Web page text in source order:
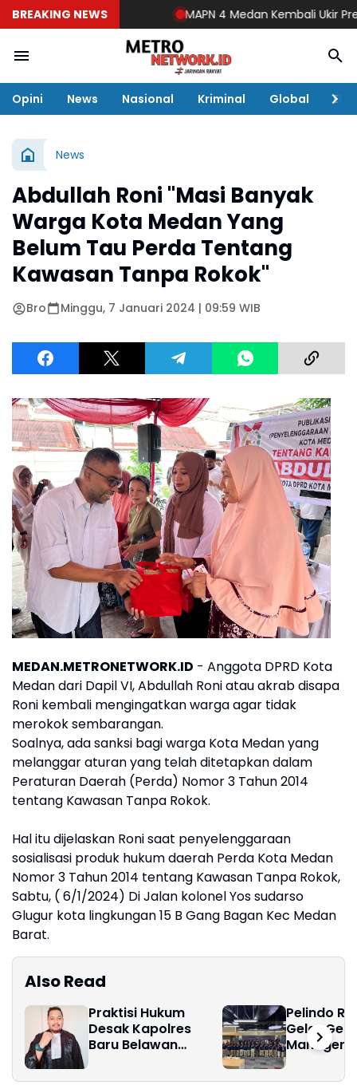
BREAKING NEWS MAPN 4 Medan Kembali Ukir
Opini News Nasional Kriminal Global
News
Abdullah Roni "Masi Banyak
Warga Kota Medan Yang
Belum Tau Perda Tentang
Kawasan Tanpa Rokok"
Bro Minggu, 7 Januari 2024 | 09:59 WIB
MEDAN.METRONETWORK.ID - Anggota DPRD Kota
Medan dari Dapil VI, Abdullah Roni atau akrab disapa
Roni kembali mengingatkan warga agar tidak
merokok sembarangan.
Soalnya, ada sanksi bagi warga Kota Medan yang
melanggar aturan yang telah ditetapkan dalam
Peraturan Daerah (Perda) Nomor 3 Tahun 2014
tentang Kawasan Tanpa Rokok.
Hal itu dijelaskan Roni saat penyelenggaraan
sosialisasi produk hukum daerah Perda Kota Medan
Nomor 3 Tahun 2014 tentang Kawasan Tanpa Rokok,
Sabtu, ( 6/1/2024) Di Jalan kolonel Yos sudarso
Glugur kota lingkungan 15 B Gang Bagan Kec Medan
Barat.
Also Read
Praktisi Hukum
Desak Kapolres
Baru Belawan
Pelindo
Gelar
Manager